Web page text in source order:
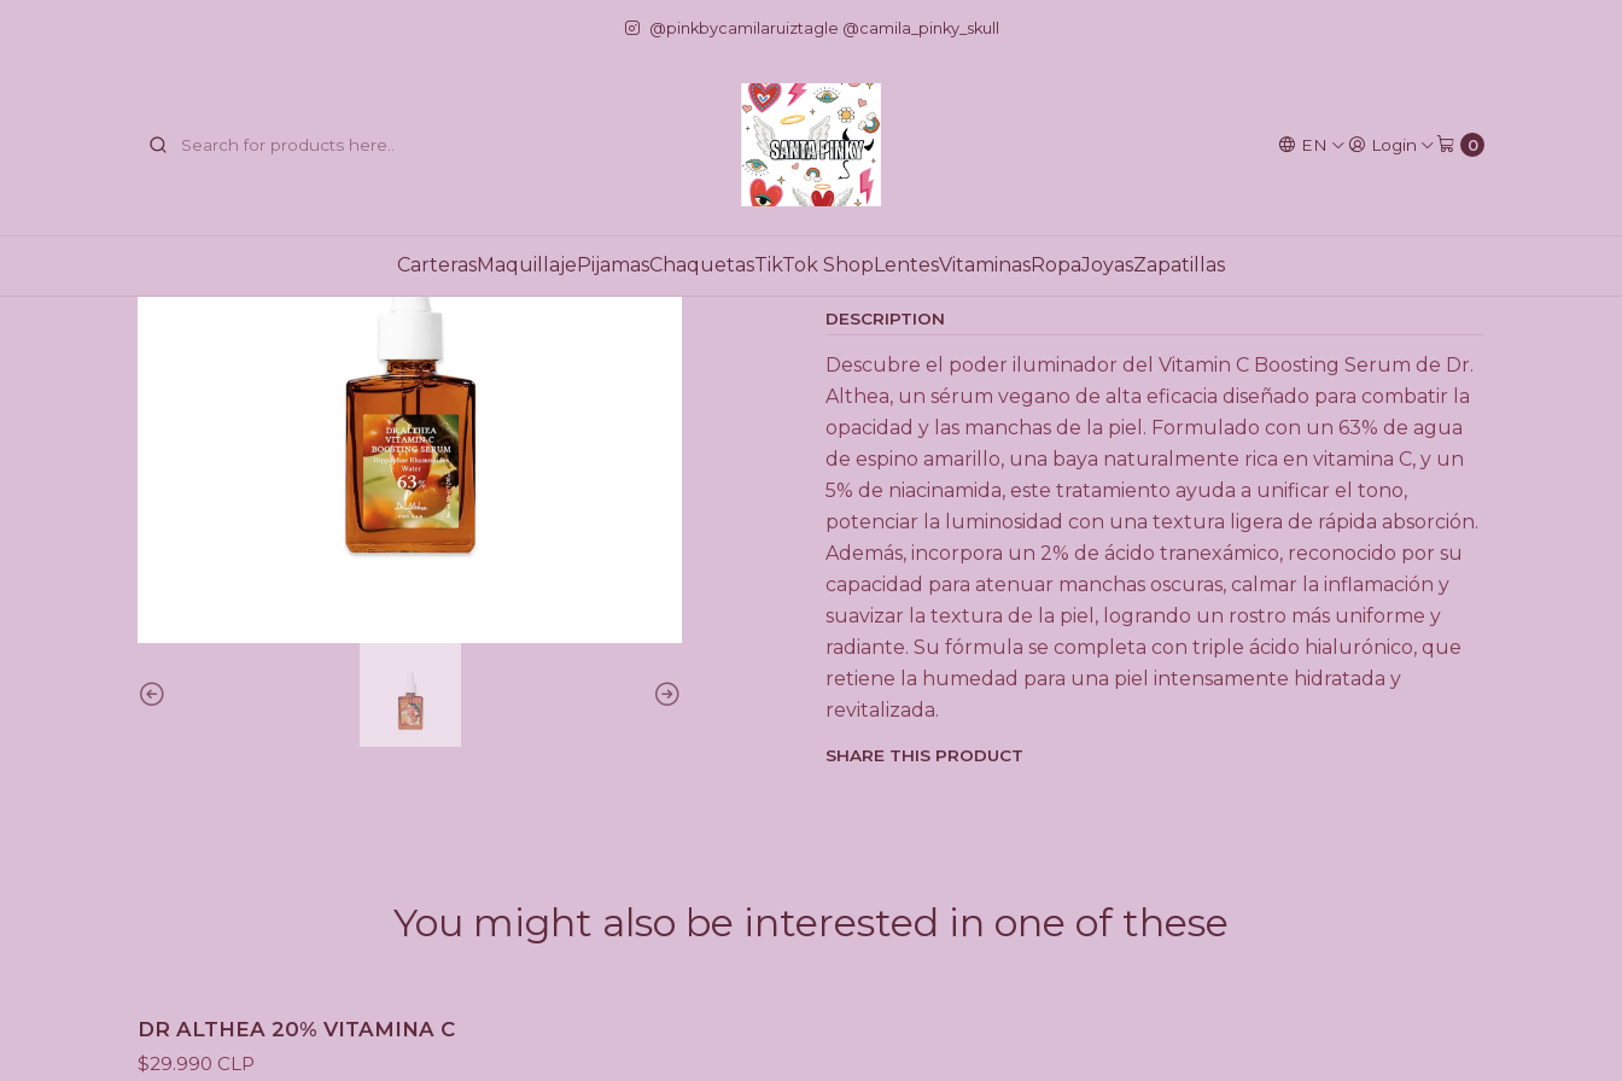
EN Login 0
CarterasMaquillajePijamasChaquetasTikTok ShopLentesVitaminasRopaJoyasZapatillas
@pinkbycamilaruiztagle @camila_pinky_skull
Home TikTok Shop Dr Althea 63% Vitamina C
|
Dr Althea 63% Vitamina C
Q
a
t
i
t
y
Show stock from locations
DESCRIPTION
Descubre el poder iluminador del Vitamin C Boosting Serum de Dr.
Althea, un sérum vegano de alta eficacia diseñado para combatir la
opacidad y las manchas de la piel. Formulado con un 63% de agua
de espino amarillo, una baya naturalmente rica en vitamina C, y un
5% de niacinamida, este tratamiento ayuda a unificar el tono,
potenciar la luminosidad con una textura ligera de rápida absorción.
Además, incorpora un 2% de ácido tranexámico, reconocido por su
capacidad para atenuar manchas oscuras, calmar la inflamación y
suavizar la textura de la piel, logrando un rostro más uniforme y
radiante. Su fórmula se completa con triple ácido hialurónico, que
retiene la humedad para una piel intensamente hidratada y
revitalizada.
SHARE THIS PRODUCT
You might also be interested in one of these
DR ALTHEA 20% VITAMINA C
$29.990 CLP